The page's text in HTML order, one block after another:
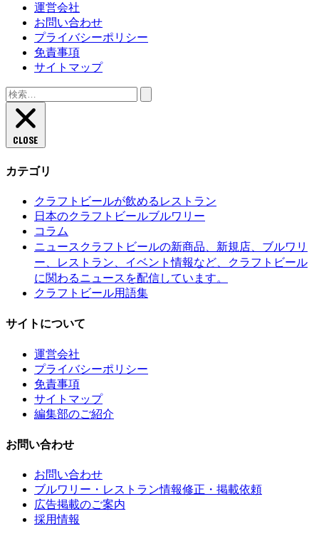
運営会社
お問い合わせ
プライバシーポリシー
免責事項
サイトマップ
検
索:
CLOSE
カテゴリ
クラフトビールが飲めるレストラン
日本のクラフトビールブルワリー
コラム
ニュース クラフトビールの新商品、新規店、ブルワリ
ー、レストラン、イベント情報など、クラフトビール
に関わるニュースを配信しています。
クラフトビール用語集
サイトについて
運営会社
プライバシーポリシー
免責事項
サイトマップ
編集部のご紹介
お問い合わせ
お問い合わせ
ブルワリー・レストラン情報修正・掲載依頼
広告掲載のご案内
採用情報